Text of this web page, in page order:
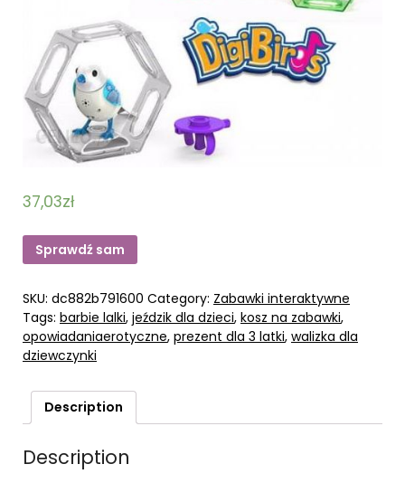
37,03zł
Sprawdź sam
SKU: dc882b791600 Category: Zabawki interaktywne
Tags: barbie lalki, jeździk dla dzieci, kosz na zabawki,
opowiadaniaerotyczne, prezent dla 3 latki, walizka dla
dziewczynki
Description
Description